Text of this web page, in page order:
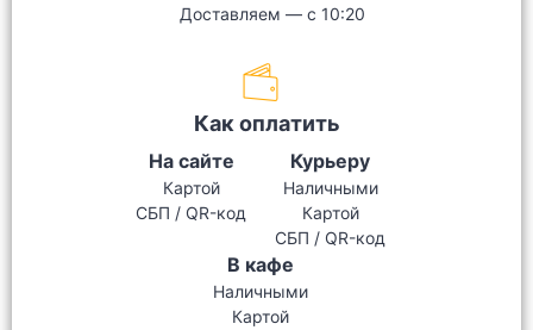
Доставляем — с 10:20
Как оплатить
На сайте
Картой
CБП / QR-код
Курьеру
Наличными
Картой
CБП / QR-код
В кафе
Наличными
Картой